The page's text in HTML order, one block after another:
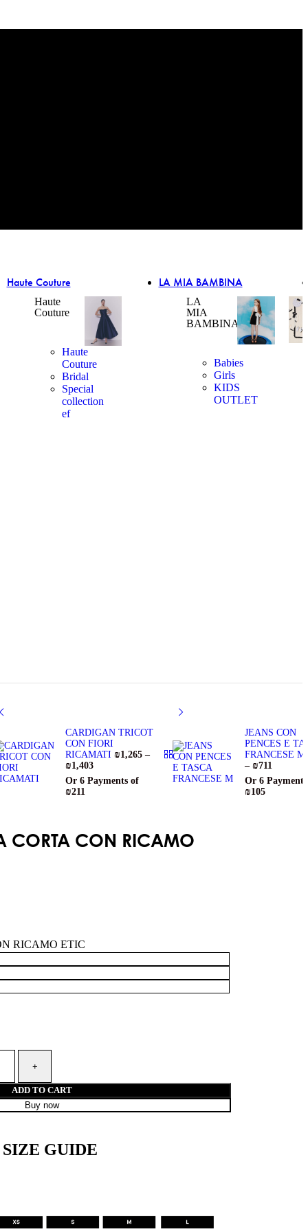
Haute Couture
Haute
Couture
Haute
Couture
Bridal
Special
collection
ef
LA MIA BAMBINA
LA
MIA
BAMBINA
Babies
Girls
KIDS
OUTLET
CARDIGAN TRICOT
CON FIORI
RICAMATI₪1,265 –
₪1,403
Or 6 Payments of
₪211
JEANS CON
PENCES E
FRANCESE M
– ₪711
Or 6
₪105
CORTA CON RICAMO
RICAMO ETIC
ADD TO CART
Buy now
SIZE GUIDE